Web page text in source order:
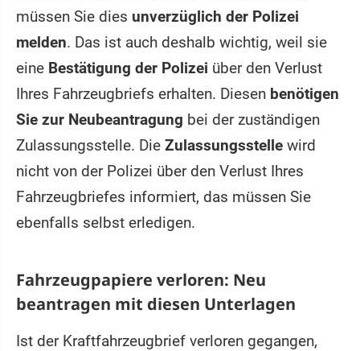
müssen Sie dies unverzüglich der Polizei
melden. Das ist auch deshalb wichtig, weil sie
eine Bestätigung der Polizei über den Verlust
Ihres Fahrzeugbriefs erhalten. Diesen benötigen
Sie zur Neubeantragung bei der zuständigen
Zulassungsstelle. Die Zulassungsstelle wird
nicht von der Polizei über den Verlust Ihres
Fahrzeugbriefes informiert, das müssen Sie
ebenfalls selbst erledigen.
Fahrzeugpapiere verloren: Neu
beantragen mit diesen Unterlagen
Ist der Kraftfahrzeugbrief verloren gegangen,